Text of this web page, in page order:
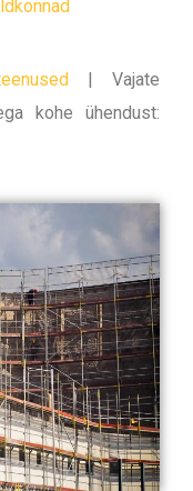
| Vajate
kohe ühendust: